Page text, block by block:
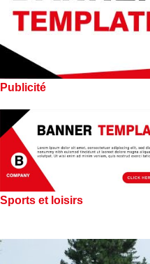
Publicité
Sports et loisirs